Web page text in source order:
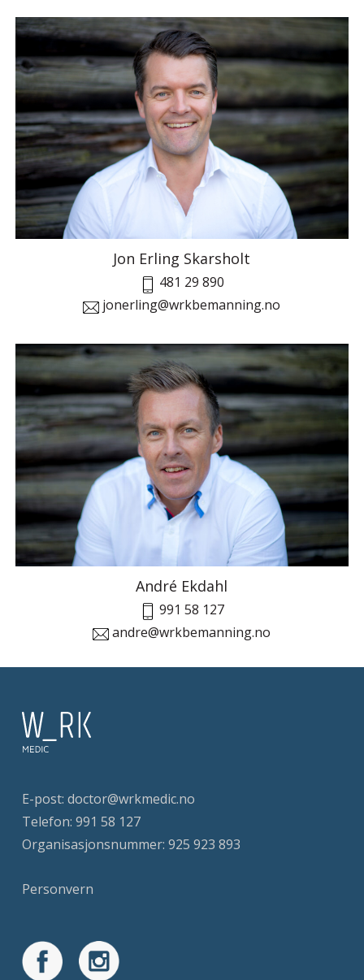
Jon Erling Skarsholt
481 29 890
jonerling@wrkbemanning.no
André Ekdahl
991 58 127
andre@wrkbemanning.no
E-post: doctor@wrkmedic.no
Telefon: 991 58 127
Organisasjonsnummer: 925 923 893
Personvern